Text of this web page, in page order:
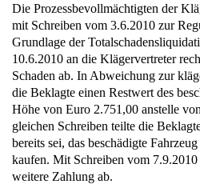
Die Prozessbevollmächtigten der
mit Schreiben vom 3.6.2010 zur
Grundlage der
10.6.2010 an die Klägervertreter
Schaden ab. In Abweichung zur
die Beklagte einen Restwert des
Höhe von Euro 2.751,00 anstelle
gleichen Schreiben teilte die
bereits sei, das beschädigte
kaufen. Mit Schreiben vom
weitere Zahlung ab.